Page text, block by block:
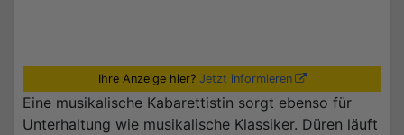
Ihre Anzeige hier? Jetzt informieren
Eine musikalische Kabarettistin sorgt ebenso für
Unterhaltung wie musikalische Klassiker. Düren läuft